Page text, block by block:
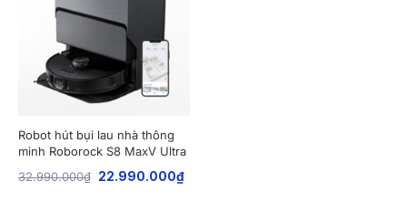
Robot hút bụi lau nhà thông
minh Roborock S8 MaxV Ultra
32.990.000₫ 22.990.000₫